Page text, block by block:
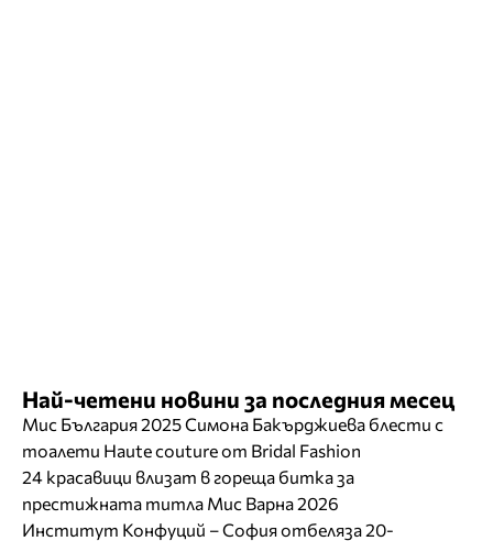
Най-четени новини за последния месец
Мис България 2025 Симона Бакърджиева блести с
тоалети Haute couture от Bridal Fashion
24 красавици влизат в гореща битка за
престижната титла Мис Варна 2026
Институт Конфуций – София отбеляза 20-